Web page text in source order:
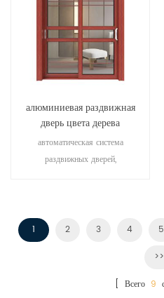
алюминиевая раздвижная
дверь цвета дерева
автоматическая система
раздвижных дверей,
1 2 3 4 5
>>
[ Всего 9